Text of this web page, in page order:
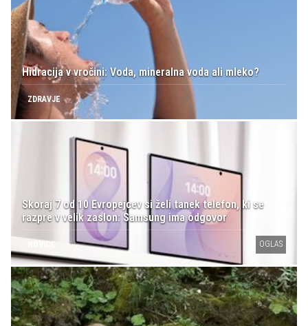
Hidracija v vročini: Voda, mineralna voda ali mleko?
ZDRAVJE
Skoraj 7 od 10 Evropejcev si želi tanek telefon, ki se
razpre v velik zaslon: Samsung ima odgovor
OGLAS